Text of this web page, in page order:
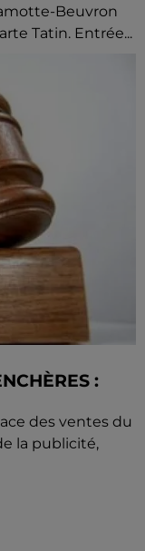
Beuvron
Tatin. Entrée...
:
des ventes du
la publicité,